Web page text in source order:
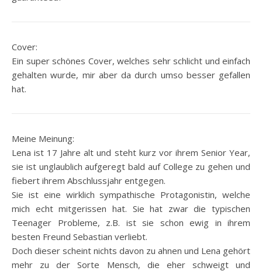
Cover:
Ein super schönes Cover, welches sehr schlicht und einfach
gehalten wurde, mir aber da durch umso besser gefallen
hat.
Meine Meinung:
Lena ist 17 Jahre alt und steht kurz vor ihrem Senior Year,
sie ist unglaublich aufgeregt bald auf College zu gehen und
fiebert ihrem Abschlussjahr entgegen.
Sie ist eine wirklich sympathische Protagonistin, welche
mich echt mitgerissen hat. Sie hat zwar die typischen
Teenager Probleme, z.B. ist sie schon ewig in ihrem
besten Freund Sebastian verliebt.
Doch dieser scheint nichts davon zu ahnen und Lena gehört
mehr zu der Sorte Mensch, die eher schweigt und